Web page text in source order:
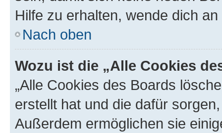
Hilfe zu erhalten, wende dich
Nach oben
Wozu ist die „Alle Cookies
„Alle Cookies des Boards
erstellt hat und die dafür
Außerdem ermöglichen sie